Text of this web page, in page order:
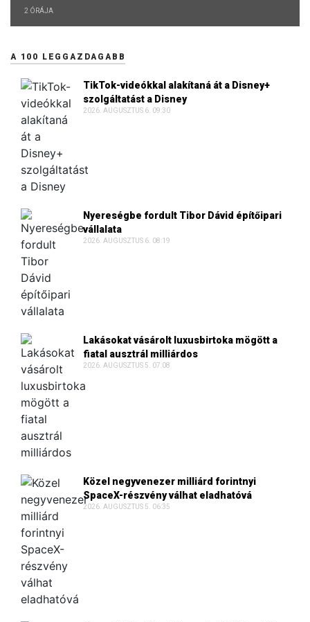
2 ÓRÁJA
A 100 LEGGAZDAGABB
TikTok-videókkal alakítaná át a Disney+
szolgáltatást a Disney
2026. AUGUSZTUS 6. 09:30
Nyereségbe fordult Tibor Dávid építőipari
vállalata
2026. AUGUSZTUS 6. 08:19
Lakásokat vásárolt luxusbirtoka mögött a
fiatal ausztrál milliárdos
2026. AUGUSZTUS 5. 07:08
Közel negyvenezer milliárd forintnyi
SpaceX-részvény válhat eladhatóvá
2026. AUGUSZTUS 5. 06:35